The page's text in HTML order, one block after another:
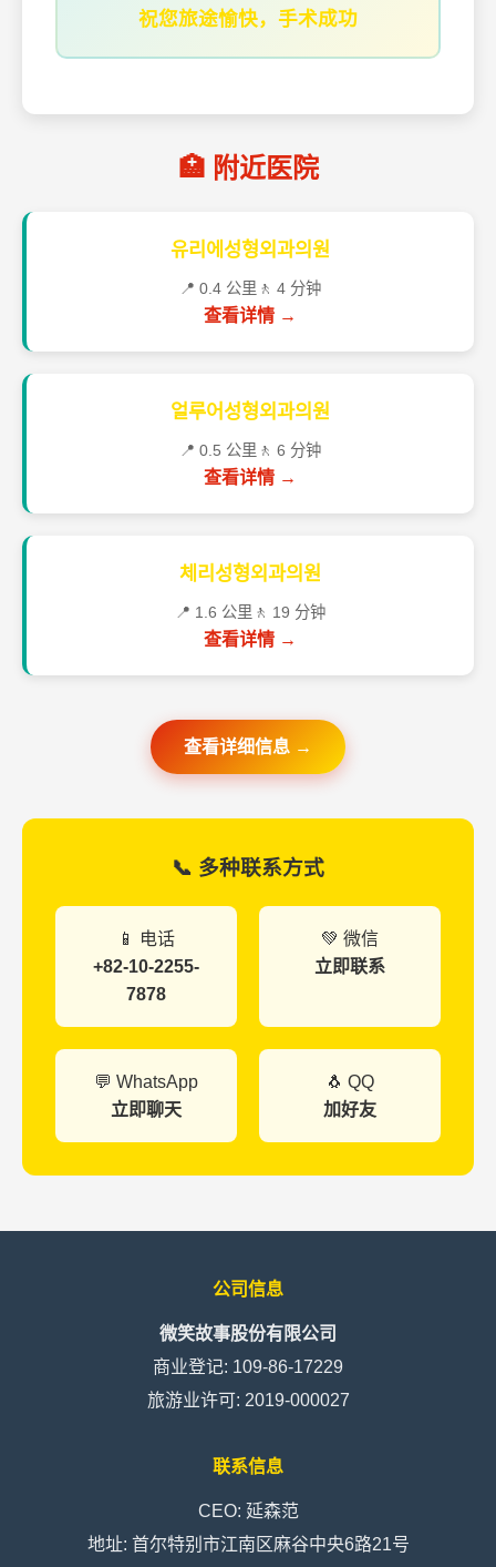
祝您旅途愉快，手术成功
🏥 附近医院
유리에성형외과의원
📍 0.4 公里 🚶 4 分钟
查看详情 →
얼루어성형외과의원
📍 0.5 公里 🚶 6 分钟
查看详情 →
체리성형외과의원
📍 1.6 公里 🚶 19 分钟
查看详情 →
查看详细信息 →
📞 多种联系方式
📱 电话
+82-10-2255-
7878
💚 微信
立即联系
💬 WhatsApp
立即聊天
🐧 QQ
加好友
公司信息
微笑故事股份有限公司
商业登记: 109-86-17229
旅游业许可: 2019-000027
联系信息
CEO: 延森范
地址: 首尔特别市江南区麻谷中央6路21号